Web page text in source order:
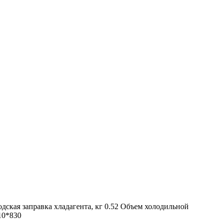
заправка хладагента, кг 0.52 Объем холодильной